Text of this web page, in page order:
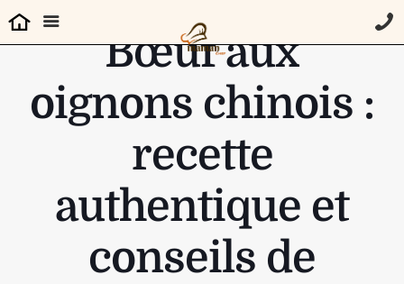
Bœuf aux
oignons chinois :
recette
authentique et
conseils de